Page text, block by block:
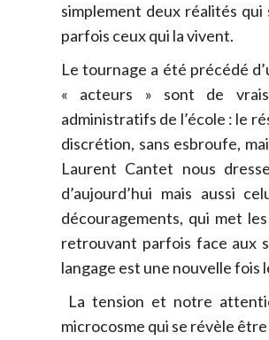
simplement deux réalités
parfois ceux qui la vivent.
Le tournage a été précédé
« acteurs » sont de vrais
administratifs de l’école : le
discrétion, sans esbroufe,
Laurent Cantet nous
d’aujourd’hui mais aussi
découragements, qui met
retrouvant parfois face aux
langage est une nouvelle fois
La tension et notre
microcosme qui se révèle